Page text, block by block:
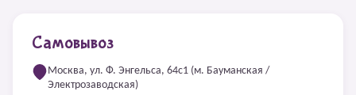
Самовывоз
Москва, ул. Ф. Энгельса, 64с1 (м. Бауманская /
Электрозаводская)